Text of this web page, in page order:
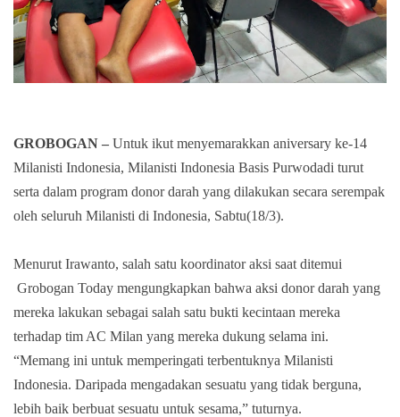
GROBOGAN – Untuk ikut menyemarakkan aniversary ke-14
Milanisti Indonesia, Milanisti Indonesia Basis Purwodadi turut
serta dalam program donor darah yang dilakukan secara serempak
oleh seluruh Milanisti di Indonesia, Sabtu(18/3).
Menurut Irawanto, salah satu koordinator aksi saat ditemui
Grobogan Today mengungkapkan bahwa aksi donor darah yang
mereka lakukan sebagai salah satu bukti kecintaan mereka
terhadap tim AC Milan yang mereka dukung selama ini.
“Memang ini untuk memperingati terbentuknya Milanisti
Indonesia. Daripada mengadakan sesuatu yang tidak berguna,
lebih baik berbuat sesuatu untuk sesama,” tuturnya.